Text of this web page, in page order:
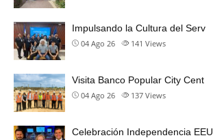
Impulsando la Cultura del Serv
04 Ago 26 141 Views
Visita Banco Popular City Cent
04 Ago 26 137 Views
Celebración Independencia EEU